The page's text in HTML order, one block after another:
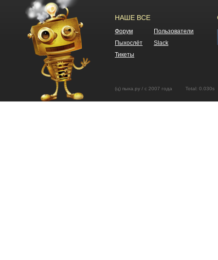
НАШЕ ВСЕ
Форум
Пользователи
Пыхослёт
Slack
Тикеты
(ц) пыха.ру / с 2007 года Total: